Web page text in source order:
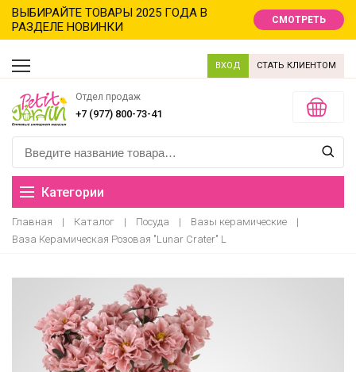
ВЫБИРАЙТЕ ТОВАРЫ 2025 ГОДА В
РАЗДЕЛЕ НОВИНКИ
СМОТРЕТЬ
ВХОД СТАТЬ КЛИЕНТОМ
Отдел продаж
+7 (977) 800-73-41
Категории
Распродажа
Новый год новинки
Хиты продаж
Главная | Каталог | Посуда | Вазы керамические
|
Ваза Керамическая Розовая "Lunar Crater" L